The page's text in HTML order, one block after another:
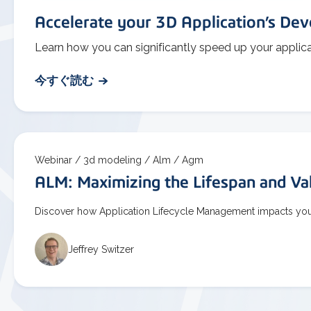
Accelerate your 3D Application’s
Learn how you can significantly speed up your
今すぐ読む
Webinar / 3d modeling / Alm / Agm
ALM: Maximizing the Lifespan and
Discover how Application Lifecycle Management impacts
Jeffrey Switzer